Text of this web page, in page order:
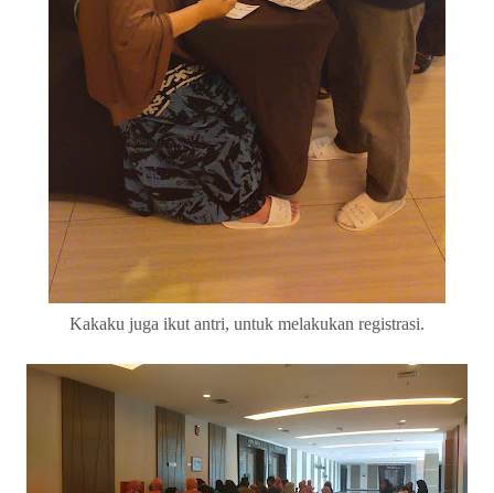
Kakaku juga ikut antri, untuk melakukan registrasi.